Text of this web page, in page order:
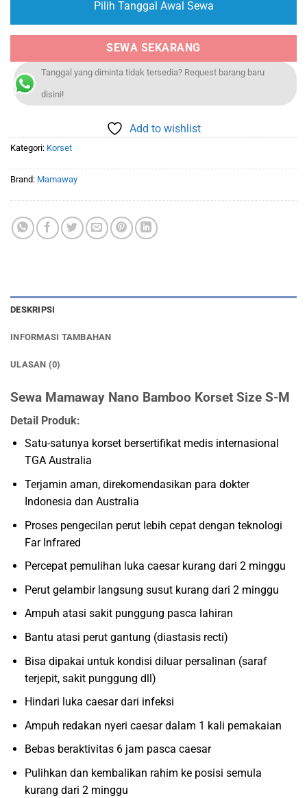
Pilih Tanggal Awal Sewa
SEWA SEKARANG
Tanggal yang diminta tidak tersedia? Request barang baru
disini!
Add to wishlist
Kategori: Korset
Brand: Mamaway
DESKRIPSI
INFORMASI TAMBAHAN
ULASAN (0)
Sewa Mamaway Nano Bamboo Korset Size S-M
Detail Produk:
Satu-satunya korset bersertifikat medis internasional
TGA Australia
Terjamin aman, direkomendasikan para dokter
Indonesia dan Australia
Proses pengecilan perut lebih cepat dengan teknologi
Far Infrared
Percepat pemulihan luka caesar kurang dari 2 minggu
Perut gelambir langsung susut kurang dari 2 minggu
Ampuh atasi sakit punggung pasca lahiran
Bantu atasi perut gantung (diastasis recti)
Bisa dipakai untuk kondisi diluar persalinan (saraf
terjepit, sakit punggung dll)
Hindari luka caesar dari infeksi
Ampuh redakan nyeri caesar dalam 1 kali pemakaian
Bebas beraktivitas 6 jam pasca caesar
Pulihkan dan kembalikan rahim ke posisi semula
kurang dari 2 minggu